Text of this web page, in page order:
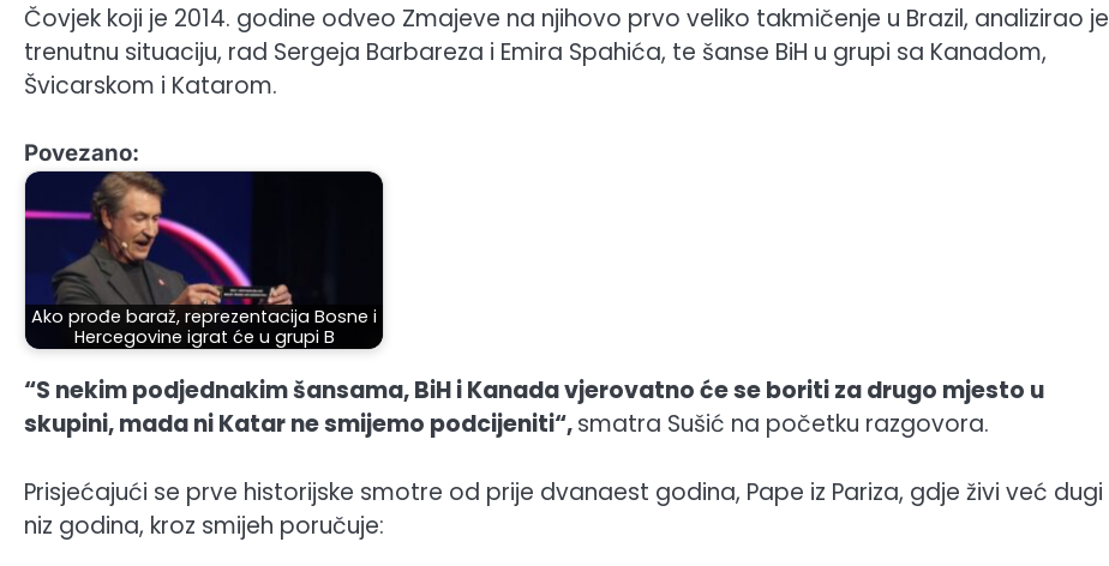
Čovjek koji je 2014. godine odveo Zmajeve na njihovo prvo veliko takmičenje u Brazil, analizirao je
trenutnu situaciju, rad Sergeja Barbareza i Emira Spahića, te šanse BiH u grupi sa Kanadom,
Švicarskom i Katarom.
Povezano:
Ako prođe baraž, reprezentacija Bosne i
Hercegovine igrat će u grupi B
“S nekim podjednakim šansama, BiH i Kanada vjerovatno će se boriti za drugo mjesto u
skupini, mada ni Katar ne smijemo podcijeniti“,smatra Sušić na početku razgovora.
Prisjećajući se prve historijske smotre od prije dvanaest godina, Pape iz Pariza, gdje živi već dugi
niz godina, kroz smijeh poručuje: